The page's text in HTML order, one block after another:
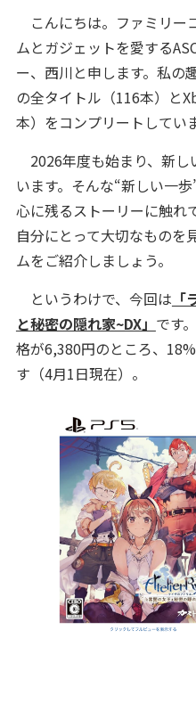
こんにちは。ファミリー
ムとガジェットを愛する
ー、西川と申します。私の
の全タイトル（116本）と
本）をコンプリートしてい
2026年度も始まり、新し
います。そんな“新しい一
心に残るストーリーに触れ
自分にとって大切なものを
ムをご紹介しましょう。
というわけで、今回は
と秘密の隠れ家~DX」 です
格が6,380円のところ、
す（4月1日現在）。